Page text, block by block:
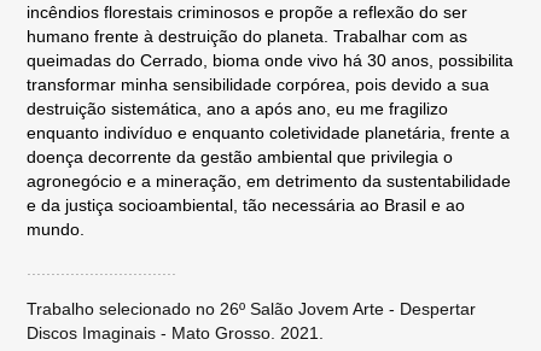
incêndios florestais criminosos e propõe a reflexão do ser
humano frente à destruição do planeta. Trabalhar com as
queimadas do Cerrado, bioma onde vivo há 30 anos, possibilita
transformar minha sensibilidade corpórea, pois devido a sua
destruição sistemática, ano a após ano, eu me fragilizo
enquanto indivíduo e enquanto coletividade planetária, frente a
doença decorrente da gestão ambiental que privilegia o
agronegócio e a mineração, em detrimento da sustentabilidade
e da justiça socioambiental, tão necessária ao Brasil e ao
mundo.
Trabalho selecionado no 26º Salão Jovem Arte - Despertar
Discos Imaginais - Mato Grosso. 2021.